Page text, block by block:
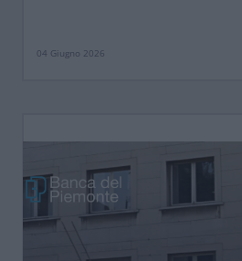
04 Giugno 2026